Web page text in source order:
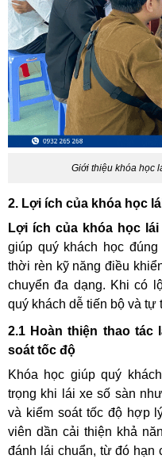
Giới thiệu khóa học
2. Lợi ích của khóa học
Lợi ích của khóa học
giúp quý khách học
thời rèn kỹ năng điều
chuyển đa dạng. Khi có
quý khách dễ tiến bộ và
2.1 Hoàn thiện thao tác
soát tốc độ
Khóa học giúp quý
trọng khi lái xe số sàn
và kiểm soát tốc độ hợp
viên dần cải thiện khả
đánh lái chuẩn, từ đó hạn